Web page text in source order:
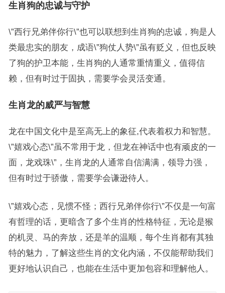
生肖狗的忠诚与守护
\”西行兄弟伴你行\”也可以联想到生肖狗的忠诚，狗是人
类最忠实的朋友，成语\”狗仗人势\”虽有贬义，但也反映
了狗的护卫本能，生肖狗的人通常重情重义，值得信
赖，但有时过于固执，需要学会灵活变通。
生肖龙的威严与智慧
龙在中国文化中是至高无上的象征,代表着权力和智慧。
\”嬉戏心态\”虽不常用于龙，但龙在神话中也有顽皮的一
面，龙戏珠\”，生肖龙的人通常自信满满，领导力强，
但有时过于骄傲，需要学会谦逊待人。
\”嬉戏心态，见惯不怪；西行兄弟伴你行\”不仅是一句富
有哲理的话，更暗含了多个生肖的性格特征，无论是猴
的机灵、马的奔放，还是羊的温顺，每个生肖都有其独
特的魅力，了解这些生肖的文化内涵，不仅能帮助我们
更好地认识自己，也能在生活中更加包容和理解他人。